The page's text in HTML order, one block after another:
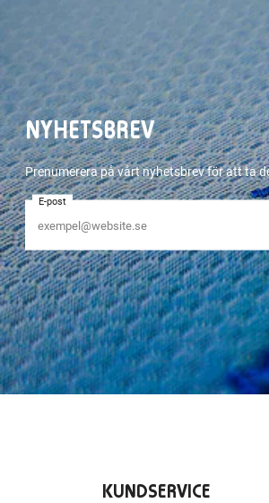
NYHETSBREV
Prenumerera på vårt nyhetsbrev för att ta
E-post
KUNDSERVICE